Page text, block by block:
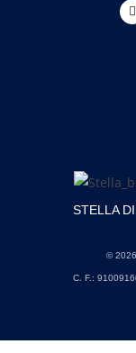
STELLA
©
C. F.: